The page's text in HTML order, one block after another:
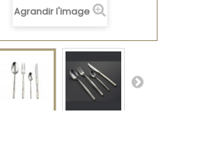
Agrandir l'image